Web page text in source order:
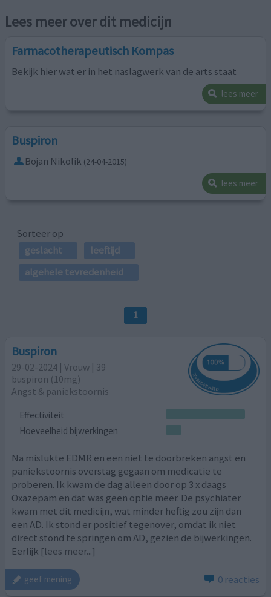
Lees meer over dit medicijn
Farmacotherapeutisch Kompas
Bekijk hier wat er in het naslagwerk van de arts staat
lees meer
Buspiron
Bojan Nikolik (24-04-2015)
lees meer
Sorteer op
geslacht
leeftijd
algehele tevredenheid
1
Buspiron
29-02-2024 | Vrouw | 39
buspiron (10mg)
Angst & paniekstoornis
Effectiviteit
Hoeveelheid bijwerkingen
Na mislukte EDMR en een niet te doorbreken angst en
paniekstoornis overstag gegaan om medicatie te
proberen. Ik kwam de dag alleen door op 3 x daags
Oxazepam en dat was geen optie meer. De psychiater
kwam met dit medicijn, wat minder heftig zou zijn dan
een AD. Ik stond er positief tegenover, omdat ik niet
direct stond te springen om AD, gezien de bijwerkingen.
Eerlijk [lees meer...]
geef mening 0 reacties